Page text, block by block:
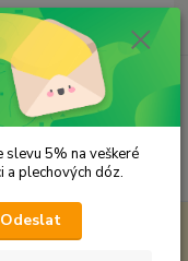
Menu
Hledat
ks
za 0,00 Kč
retro dvojitý uzávěr
5% na veškeré
a plechových dóz.
Odeslat